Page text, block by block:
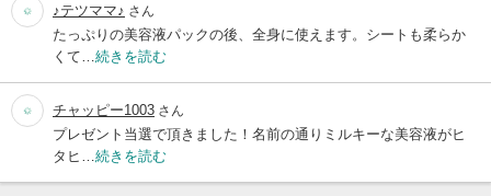
♪テツママ♪ さん
たっぷりの美容液パックの後、全身に使えます。シートも柔らか
くて… 続きを読む
チャッピー1003 さん
プレゼント当選で頂きました！名前の通りミルキーな美容液がヒ
タヒ… 続きを読む